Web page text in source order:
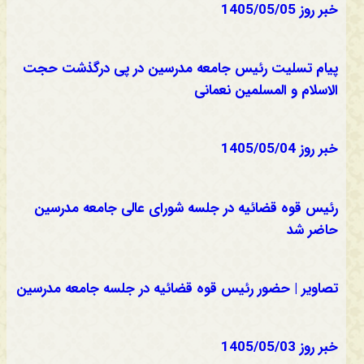
خبر روز 1405/05/05
پیام تسلیت رئیس جامعه مدرسین در پی درگذشت حجت
الاسلام و المسلمین نعمانی
خبر روز 1405/05/04
رئیس قوه قضائیه در جلسه شورای عالی جامعه مدرسین
حاضر شد
تصاویر | حضور رئیس قوه قضائیه در جلسه جامعه مدرسین
خبر روز 1405/05/03